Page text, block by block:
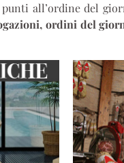
all’ordine del
ordini del